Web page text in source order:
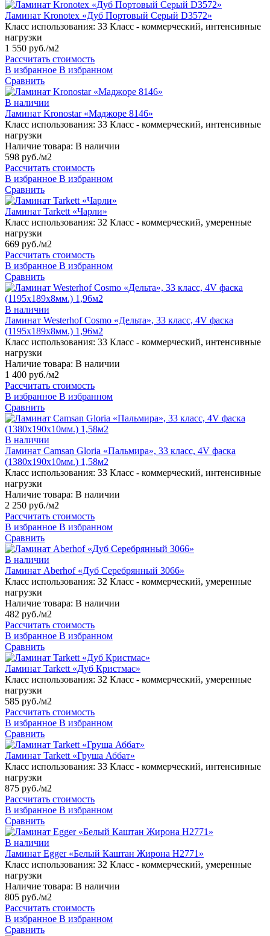
Ламинат Kronotex «Дуб Портовый Серый D3572»
Класс использования: 33 Класс - коммерческий, интенсивные
нагрузки
1 550 руб./м2
Рассчитать стоимость
В избранное В избранном
Сравнить
В наличии
Ламинат Kronostar «Маджоре 8146»
Класс использования: 33 Класс - коммерческий, интенсивные
нагрузки
Наличие товара: В наличии
598 руб./м2
Рассчитать стоимость
В избранное В избранном
Сравнить
Ламинат Tarkett «Чарли»
Класс использования: 32 Класс - коммерческий, умеренные
нагрузки
669 руб./м2
Рассчитать стоимость
В избранное В избранном
Сравнить
В наличии
Ламинат Westerhof Cosmo «Дельта», 33 класс, 4V фаска
(1195х189х8мм.) 1,96м2
Класс использования: 33 Класс - коммерческий, интенсивные
нагрузки
Наличие товара: В наличии
1 400 руб./м2
Рассчитать стоимость
В избранное В избранном
Сравнить
В наличии
Ламинат Camsan Gloria «Пальмира», 33 класс, 4V фаска
(1380х190х10мм.) 1,58м2
Класс использования: 33 Класс - коммерческий, интенсивные
нагрузки
Наличие товара: В наличии
2 250 руб./м2
Рассчитать стоимость
В избранное В избранном
Сравнить
В наличии
Ламинат Aberhof «Дуб Серебрянный 3066»
Класс использования: 32 Класс - коммерческий, умеренные
нагрузки
Наличие товара: В наличии
482 руб./м2
Рассчитать стоимость
В избранное В избранном
Сравнить
Ламинат Tarkett «Дуб Кристмас»
Класс использования: 32 Класс - коммерческий, умеренные
нагрузки
585 руб./м2
Рассчитать стоимость
В избранное В избранном
Сравнить
Ламинат Tarkett «Груша Аббат»
Класс использования: 33 Класс - коммерческий, интенсивные
нагрузки
875 руб./м2
Рассчитать стоимость
В избранное В избранном
Сравнить
В наличии
Ламинат Egger «Белый Каштан Жирона H2771»
Класс использования: 32 Класс - коммерческий, умеренные
нагрузки
Наличие товара: В наличии
805 руб./м2
Рассчитать стоимость
В избранное В избранном
Сравнить